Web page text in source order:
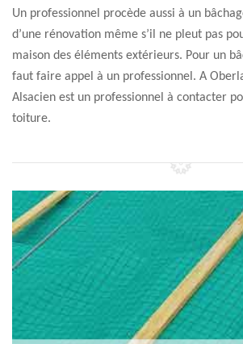
Un professionnel procède aussi à un
d’une rénovation même s’il ne pleut pas
maison des éléments extérieurs. Pour un
faut faire appel à un professionnel. A
Alsacien est un professionnel à contacter
toiture.